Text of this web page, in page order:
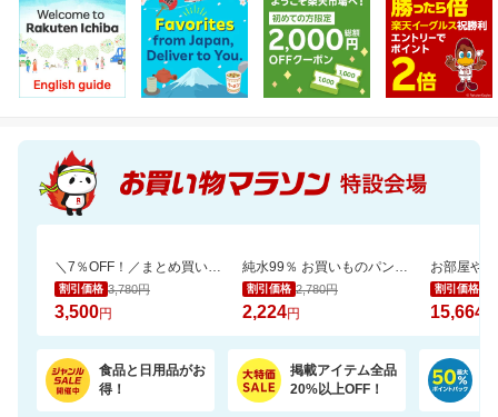
＼7％OFF！／まとめ買いに！ネピア トイレットペーパー 72ロール
割引価格 3,780円
3,500円
純水99％ お買いものパンダ！ おしりふき 80枚 24個
割引価格 2,780円
2,224円
割引価格
15,664
食品と日用品がお
得！
掲載アイテム全品
20%以上OFF！